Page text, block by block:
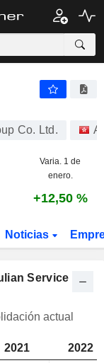
Co. Ltd.
Varia. 1 de
enero.
+12,50 %
Noticias
Service
actual
2021
2022